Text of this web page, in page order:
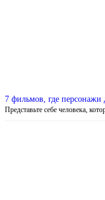
7 фильмов, где
Представьте себе человека,